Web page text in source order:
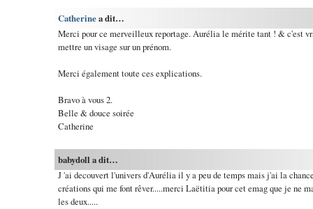
Catherinea dit…
Merci pour ce merveilleux reportage. Aurélia le mérite tant ! & c'est
mettre un visage sur un prénom.
Merci également toute ces explications.
Bravo à vous 2.
Belle & douce soirée
Catherine
babydoll a dit…
J 'ai decouvert l'univers d'Aurélia il y a peu de temps mais j'ai la
créations qui me font rêver.....merci Laëtitia pour cet emag que je ne
les deux.....